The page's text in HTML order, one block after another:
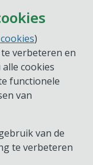
)
verbeteren en
cookies
functionele
van
van de
te verbeteren